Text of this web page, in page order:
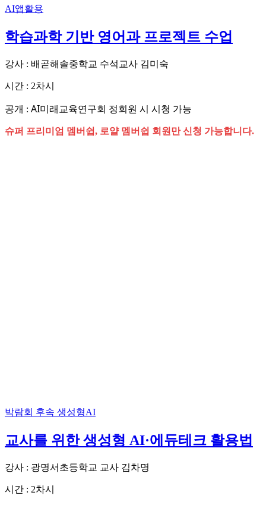
AI앱활용
학습과학 기반 영어과 프로젝트 수업
강사 : 배곧해솔중학교 수석교사 김미숙
시간 : 2차시
공개 : AI미래교육연구회 정회원 시 시청 가능
슈퍼 프리미엄 멤버쉽, 로얄 멤버쉽 회원만 신청 가능합니다.
박람회 후속 생성형AI
교사를 위한 생성형 AI·에듀테크 활용법
강사 : 광명서초등학교 교사 김차명
시간 : 2차시